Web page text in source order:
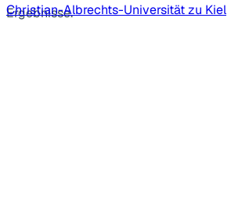
Ergebnisse.
Christian-Albrechts-Universität zu Kiel